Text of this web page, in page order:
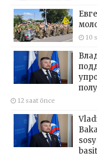
10
12 saat önce